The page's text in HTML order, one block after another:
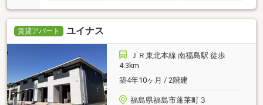
賃貸アパート ユイナス
ＪＲ東北本線 南福島駅 徒歩
4.3km
築4年10ヶ月 / 2階建
福島県福島市蓬莱町３